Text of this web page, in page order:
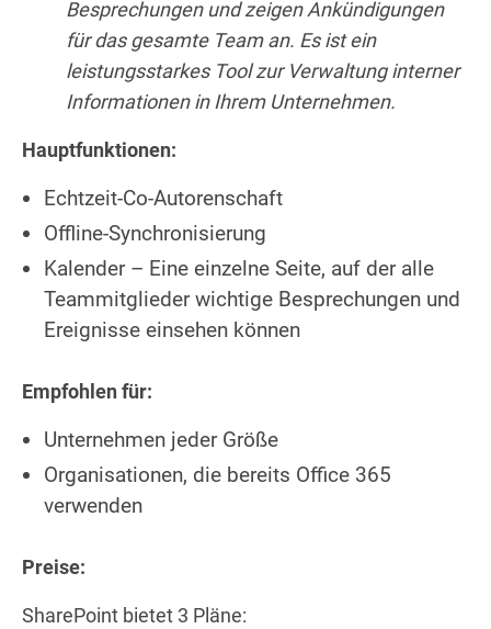
Besprechungen und zeigen Ankündigungen
für das gesamte Team an. Es ist ein
leistungsstarkes Tool zur Verwaltung interner
Informationen in Ihrem Unternehmen.
Hauptfunktionen:
Echtzeit-Co-Autorenschaft
Offline-Synchronisierung
Kalender – Eine einzelne Seite, auf der alle
Teammitglieder wichtige Besprechungen und
Ereignisse einsehen können
Empfohlen für:
Unternehmen jeder Größe
Organisationen, die bereits Office 365
verwenden
Preise:
SharePoint bietet 3 Pläne: